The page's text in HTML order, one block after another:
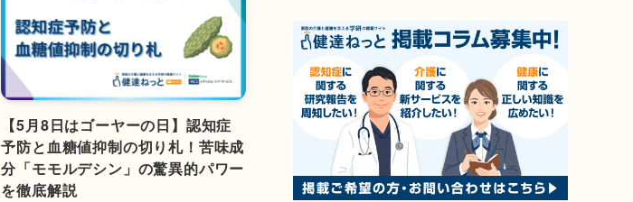
【5月8日はゴーヤーの日】認知症
予防と血糖値抑制の切り札！苦味成
分「モモルデシン」の驚異的パワー
を徹底解説